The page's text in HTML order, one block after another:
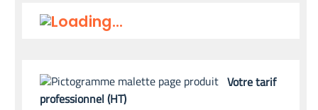
Votre tarif
professionnel (HT)